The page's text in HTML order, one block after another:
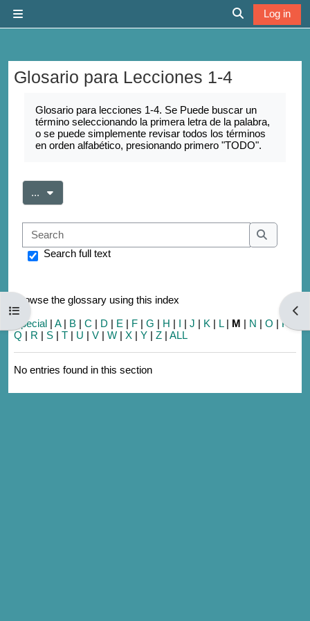
Toggle search
Log in
Open course index
Glosario para Lecciones 1-4
Glosario para lecciones 1-4. Se Puede buscar un
término seleccionando la primera letra de la palabra,
o se puede simplemente revisar todos los términos
en orden alfabético, presionando primero "TODO".
... Export entries
Search
Search
Search full text
Browse the glossary using this index
Special | A| B | C | D | E | F | G | H | I | J | K | L| M | N | O |P
Q | R | S | T | U | V | W | X | Y | Z | ALL
No entries found in this section